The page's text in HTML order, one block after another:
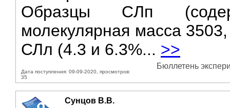
Образцы CЛп
молекулярная масса
СЛл (4.3 и 6.3%... >>
Дата поступления: 09-09-2020, просмотров:
35
Бюллетень
Сунцов В.В.